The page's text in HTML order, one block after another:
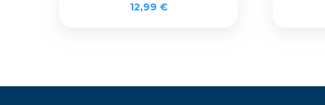
12,99 €